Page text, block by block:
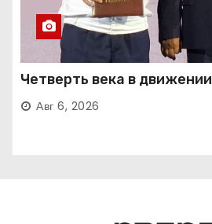
Четверть века в движении
Авг 6, 2026